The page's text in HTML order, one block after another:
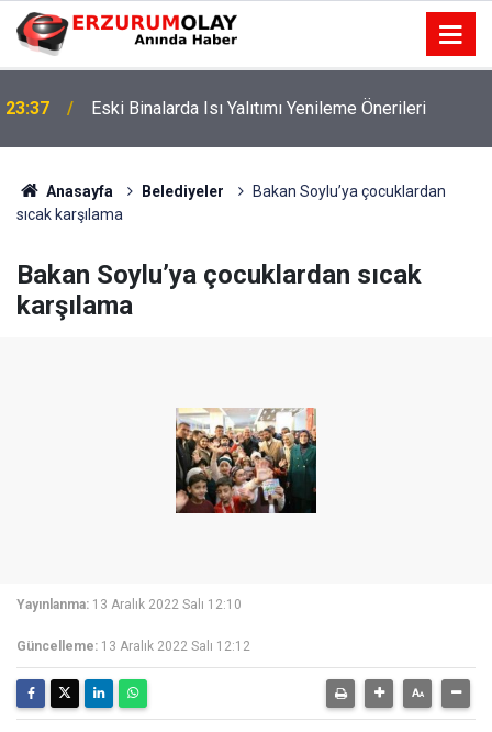
23:37 Eski Binalarda Isı Yalıtımı Yenileme Önerileri
Anasayfa Belediyeler
Bakan Soylu’ya çocuklardan
sıcak karşılama
Bakan Soylu’ya çocuklardan sıcak
karşılama
Yayınlanma: 13 Aralık 2022 Salı 12:10
Güncelleme: 13 Aralık 2022 Salı 12:12